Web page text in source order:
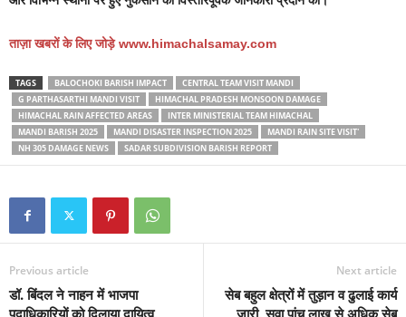
ताज़ा खबरों के लिए जोड़े www.himachalsamay.com
TAGS BALOCHOKI BARISH IMPACT
CENTRAL TEAM VISIT MANDI
G PARTHASARTHI MANDI VISIT
HIMACHAL PRADESH MONSOON DAMAGE
HIMACHAL RAIN AFFECTED AREAS
INTER MINISTERIAL TEAM HIMACHAL
MANDI BARISH 2025
MANDI DISASTER INSPECTION 2025
MANDI RAIN SITE VISIT'
NH 305 DAMAGE NEWS
SADAR SUBDIVISION BARISH REPORT
Previous article
डॉ. बिंदल ने नाहन में भाजपा
पदाधिकारियों को दिलाया दायित्व,
Next article
सेब बहुल क्षेत्रों में तुड़ान व ढुलाई कार्य
जारी, सवा पांच लाख से अधिक सेब